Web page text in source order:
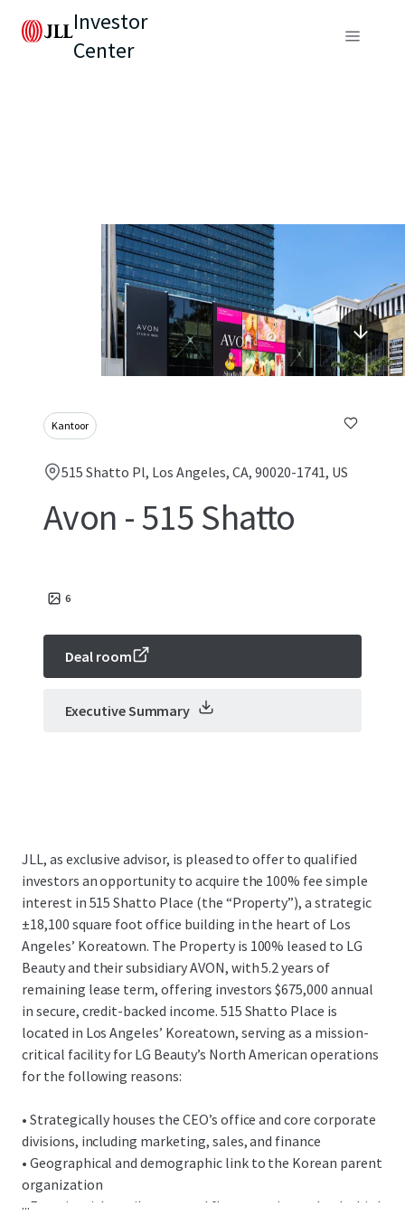
Investor
Center
Kantoor
515 Shatto Pl, Los Angeles, CA, 90020-1741, US
Avon - 515 Shatto
6
Deal room
Executive Summary
JLL, as exclusive advisor, is pleased to offer to qualified
investors an opportunity to acquire the 100% fee simple
interest in 515 Shatto Place (the “Property”), a strategic
±18,100 square foot office building in the heart of Los
Angeles’ Koreatown. The Property is 100% leased to LG
Beauty and their subsidiary AVON, with 5.2 years of
remaining lease term, offering investors $675,000 annual
in secure, credit-backed income. 515 Shatto Place is
located in Los Angeles’ Koreatown, serving as a mission-
critical facility for LG Beauty’s North American operations
for the following reasons:
• Strategically houses the CEO’s office and core corporate
divisions, including marketing, sales, and finance
• Geographical and demographic link to the Korean parent
organization
• Experiential retail on ground floor catering to both third
...